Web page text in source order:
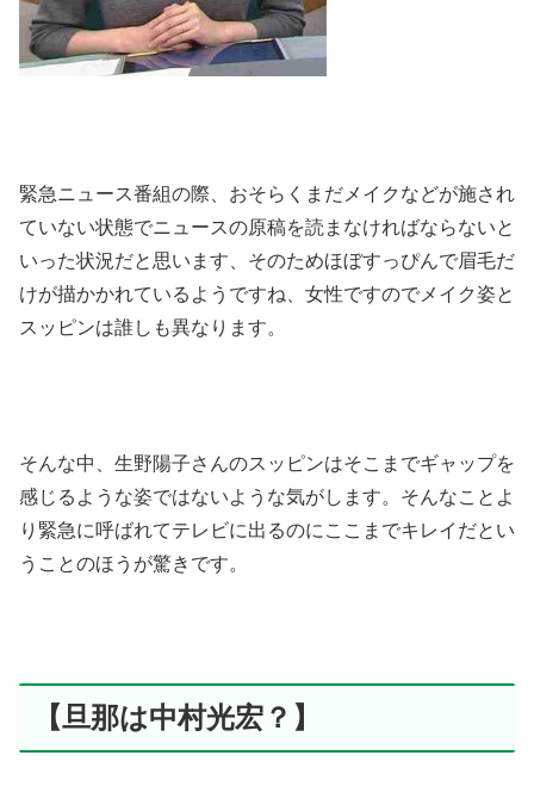
緊急ニュース番組の際、おそらくまだメイクなどが施され
ていない状態でニュースの原稿を読まなければならないと
いった状況だと思います、そのためほぼすっぴんで眉毛だ
けが描かかれているようですね、女性ですのでメイク姿と
スッピンは誰しも異なります。
そんな中、生野陽子さんのスッピンはそこまでギャップを
感じるような姿ではないような気がします。そんなことよ
り緊急に呼ばれてテレビに出るのにここまでキレイだとい
うことのほうが驚きです。
【旦那は中村光宏？】